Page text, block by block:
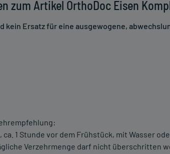
zum Artikel OrthoDoc Eisen
kein Ersatz für eine ausgewogene,
1 Stunde vor dem Frühstück, mit Wasser
Verzehrmenge darf nicht überschritten